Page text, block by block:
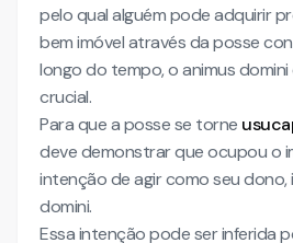
pelo qual alguém pode adquirir
bem imóvel através da posse
longo do tempo, o animus
crucial.
Para que a posse se torne
deve demonstrar que ocupou o
intenção de agir como seu dono,
domini.
Essa intenção pode ser inferida